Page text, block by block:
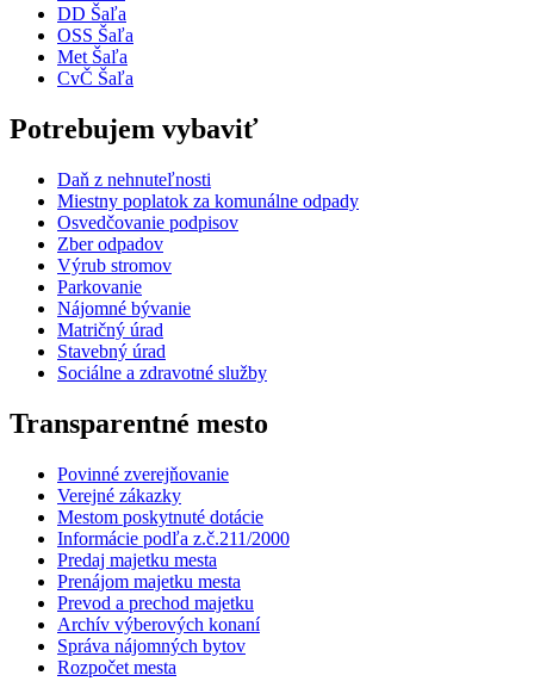
DD Šaľa
OSS Šaľa
Met Šaľa
CvČ Šaľa
Potrebujem vybaviť
Daň z nehnuteľnosti
Miestny poplatok za komunálne odpady
Osvedčovanie podpisov
Zber odpadov
Výrub stromov
Parkovanie
Nájomné bývanie
Matričný úrad
Stavebný úrad
Sociálne a zdravotné služby
Transparentné mesto
Povinné zverejňovanie
Verejné zákazky
Mestom poskytnuté dotácie
Informácie podľa z.č.211/2000
Predaj majetku mesta
Prenájom majetku mesta
Prevod a prechod majetku
Archív výberových konaní
Správa nájomných bytov
Rozpočet mesta